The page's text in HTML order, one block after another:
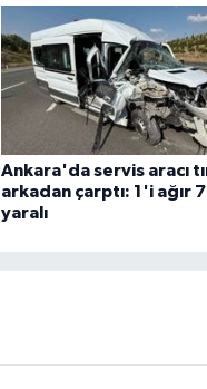
Ankara'da servis aracı
arkadan çarptı: 1'i ağır 7
yaralı